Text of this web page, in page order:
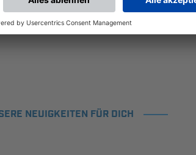
NEUIGKEITEN FÜR DICH